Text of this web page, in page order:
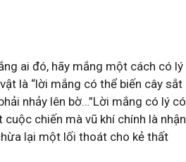
ai đó, hãy mắng một cách có lý
là “lời mắng có thể biến cây sắt
nhảy lên bờ…”Lời mắng có lý có
chiến mà vũ khí chính là nhận
lại một lối thoát cho kẻ thất